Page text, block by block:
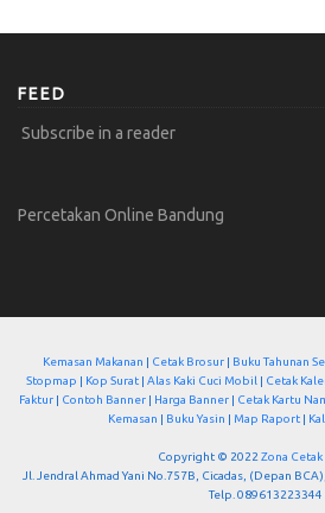
FEED
Subscribe in a reader
Percetakan Online Bandung
Kemasan Makanan Cetak Brosur Buku Tahunan
Stopmap
Kop Surat| Alas Kaki Cuci Mobil| Cetak
Faktur
Contoh Banner Harga Banner Cetak Kartu
Kemasan
Buku Yasin Map Raport|
Copyright © 2022Zona
Jl. Jendral Ahmad Yani No.757B, Cicadas, (Depan
Telp. 089613223344